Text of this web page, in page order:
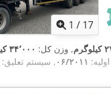
1 / 17
, وزن کل: ۳۴٬۰۰۰ کیلوگرم
۰۶/۲۰۱۱ , سیستم تعلیق: